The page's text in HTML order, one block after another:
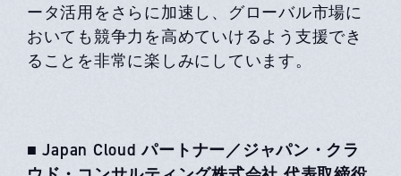
ータ活用をさらに加速し、グローバル市場に
おいても競争力を高めていけるよう支援でき
ることを非常に楽しみにしています。
■ Japan Cloud パートナー／ジャパン・クラ